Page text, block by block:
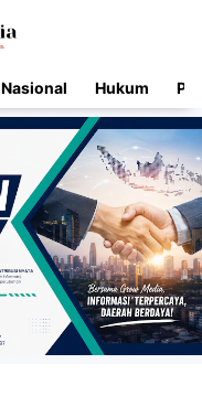
Nasional Hukum